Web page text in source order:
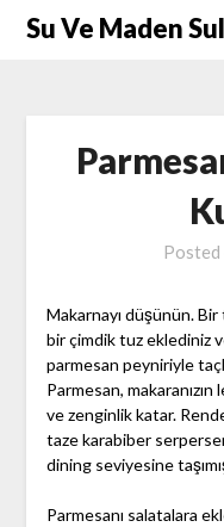
SkipSu Ve Maden
Posted
Makarnayı düşünün. Bir
bir çimdik tuz eklediniz
parmesan peyniriyle
Parmesan,
ve zenginlik katar.
taze karabiber
dining seviyesine
Parmesanı salatalara